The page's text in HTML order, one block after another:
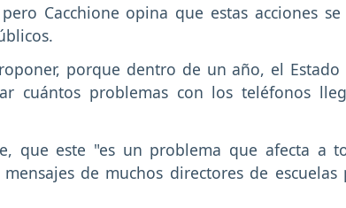
Cacchione opina que estas acciones
porque dentro de un año, el Estado
cuántos problemas con los teléfonos
que este "es un problema que afecta a
de muchos directores de escuelas